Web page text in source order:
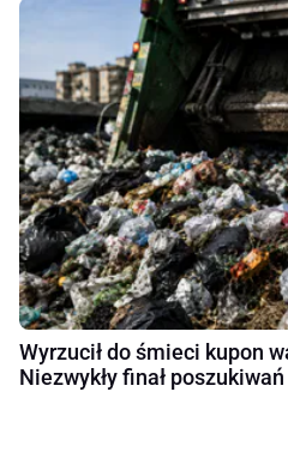
Wyrzucił do śmieci kupon
Niezwykły finał